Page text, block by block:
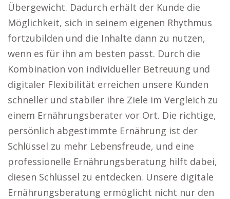
Übergewicht. Dadurch erhält der Kunde die
Möglichkeit, sich in seinem eigenen Rhythmus
fortzubilden und die Inhalte dann zu nutzen,
wenn es für ihn am besten passt. Durch die
Kombination von individueller Betreuung und
digitaler Flexibilität erreichen unsere Kunden
schneller und stabiler ihre Ziele im Vergleich zu
einem Ernährungsberater vor Ort. Die richtige,
persönlich abgestimmte Ernährung ist der
Schlüssel zu mehr Lebensfreude, und eine
professionelle Ernährungsberatung hilft dabei,
diesen Schlüssel zu entdecken. Unsere digitale
Ernährungsberatung ermöglicht nicht nur den